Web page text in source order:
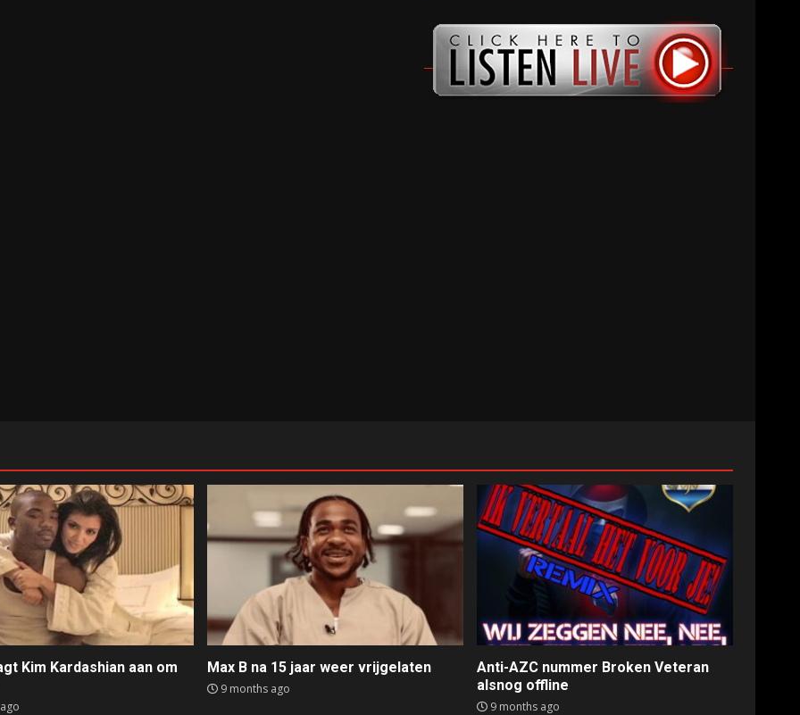
Kim Kardashian aan om
Max B na 15 jaar weer vrijgelaten
9 months ago
Anti-AZC nummer Broken Veteran
alsnog offline
9 months ago